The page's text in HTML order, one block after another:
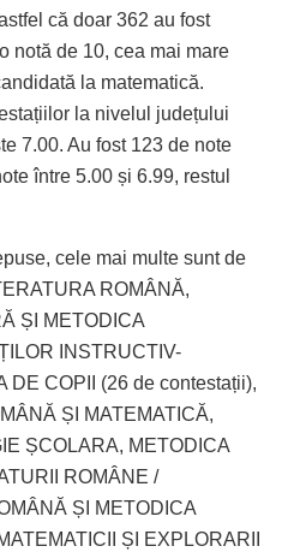
că doar 362 au fost
notă de 10, cea mai mare
la matematică.
la nivelul județului
7.00. Au fost 123 de note
între 5.00 și 6.99, restul
cele mai multe sunt de
ROMÂNĂ,
ȘI METODICA
INSTRUCTIV-
DE COPII (26 de contestații),
ȘI MATEMATICĂ,
ȘCOLARA, METODICA
ROMÂNE /
ȘI METODICA
ȘI EXPLORARII